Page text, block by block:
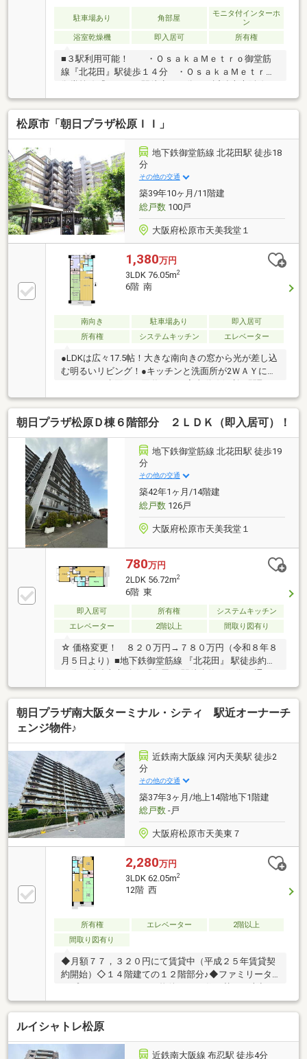
駐車場あり 角部屋
モニタ付インターホ
ン
浴室乾燥機
即入居可 所有権
■３駅利用可能！ ・ＯｓａｋａＭｅｔｒｏ御堂筋
線『北花田』駅徒歩１４分 ・ＯｓａｋａＭｅｔｒｏ
『河内天美』駅徒歩２４分■日当り・通風良好！■オー
トロック有り！■現況空家！即入居可能！（残代金清
算後）●〇周辺施設〇●・五箇荘東小学校：約１，２４
０ｍ ・五箇荘中学校：約２，２２０ｍ・イオン堺北
花田店：約８２０ｍ ・ファミリーマートときはま北
花田店：約５８０ｍ
松原市「朝日プラザ松原ＩＩ」
地下鉄御堂筋線 北花田駅 徒歩18
分
その他の交通
築39年10ヶ月/11階建
総戸数100戸
大阪府松原市天美我堂１
1,380万円
3LDK 76.05m2
6階 南
南向き 駐車場あり
即入居可
所有権
システムキッチン エレベーター
●LDKは広々17.5帖！大きな南向きの窓から光が差し込
む明るいリビング！●キッチンと洗面所が2ＷＡＹにな
っており、水回りを回遊できる家事動線便利な間取！
●キッチンとリビングの間にはガラスシェルフあり♪見
せる収納が楽しめます♪●ワイドなバルコニー！6階部
分で眺望も良好♪エレベーター停止階です♪●近鉄南大
阪線「布忍」駅より徒歩15分！大阪メトロ御堂筋線
「北花田」駅より徒歩17分の立地！ ☆ネットでの内
覧予約受付中☆ 右上赤色のボタン【見学予約(無料)】
からお進みください♪ワンタップで簡単予約♪当日の見
学可能！お気軽にご連絡ください♪(お電話は0120-295-
890まで)
朝日プラザ松原Ｄ棟６階部分 ２ＬＤＫ（即入居可）！
地下鉄御堂筋線 北花田駅 徒歩19
分
その他の交通
築42年1ヶ月/14階建
総戸数126戸
大阪府松原市天美我堂１
780万円
2LDK 56.72m2
6階 東
即入居可 所有権
システムキッチン
エレベーター
2階以上 間取り図有り
☆ 価格変更！ ８２０万円→７８０万円（令和８年８
月５日より）■地下鉄御堂筋線 『北花田』 駅徒歩約１
９分・近鉄南大阪線 『布忍』 駅徒歩約１６分 通
勤、通学、お買物全て徒歩圏内に揃う生活至便良好な
立地です。■新婚さんの最初の持ち家や収益物件にも
適しています。■空き家に付き、即入居可。■先行内覧
会を開催致します。お気軽に内覧をお願いします。
も休まず営業致します！（お問い合わせ、ご予約
は） 富士ホームサービス株式会社 本店賃貸部 06‐
6696‐5058 070‐6489‐9787 迄。 担当：吉村（ヨ
シムラ）
朝日プラザ南大阪ターミナル・シティ 駅近オーナーチ
ェンジ物件♪
近鉄南大阪線 河内天美駅 徒歩2
分
その他の交通
築37年3ヶ月/地上14階地下1階建
総戸数-戸
大阪府松原市天美東７
2,280万円
3LDK 62.05m2
12階 西
所有権 エレベーター
2階以上
間取り図有り
◆月額７７，３２０円にて賃貸中（平成２５年賃貸契
約開始）◇１４階建ての１２階部分♪◆ファミリータ
ご相談、資金計画など経験豊富な担当者がお手伝いさ
せていただきます■■お気軽にお問い合わせください■
大阪府内を中心に多数の物件を取り扱っております！
お家探しに関するご相談はお客様第一主義の『エステ
ートランナー』にお問い合わせください♪
ルイシャトレ松原
近鉄南大阪線 布忍駅 徒歩4分